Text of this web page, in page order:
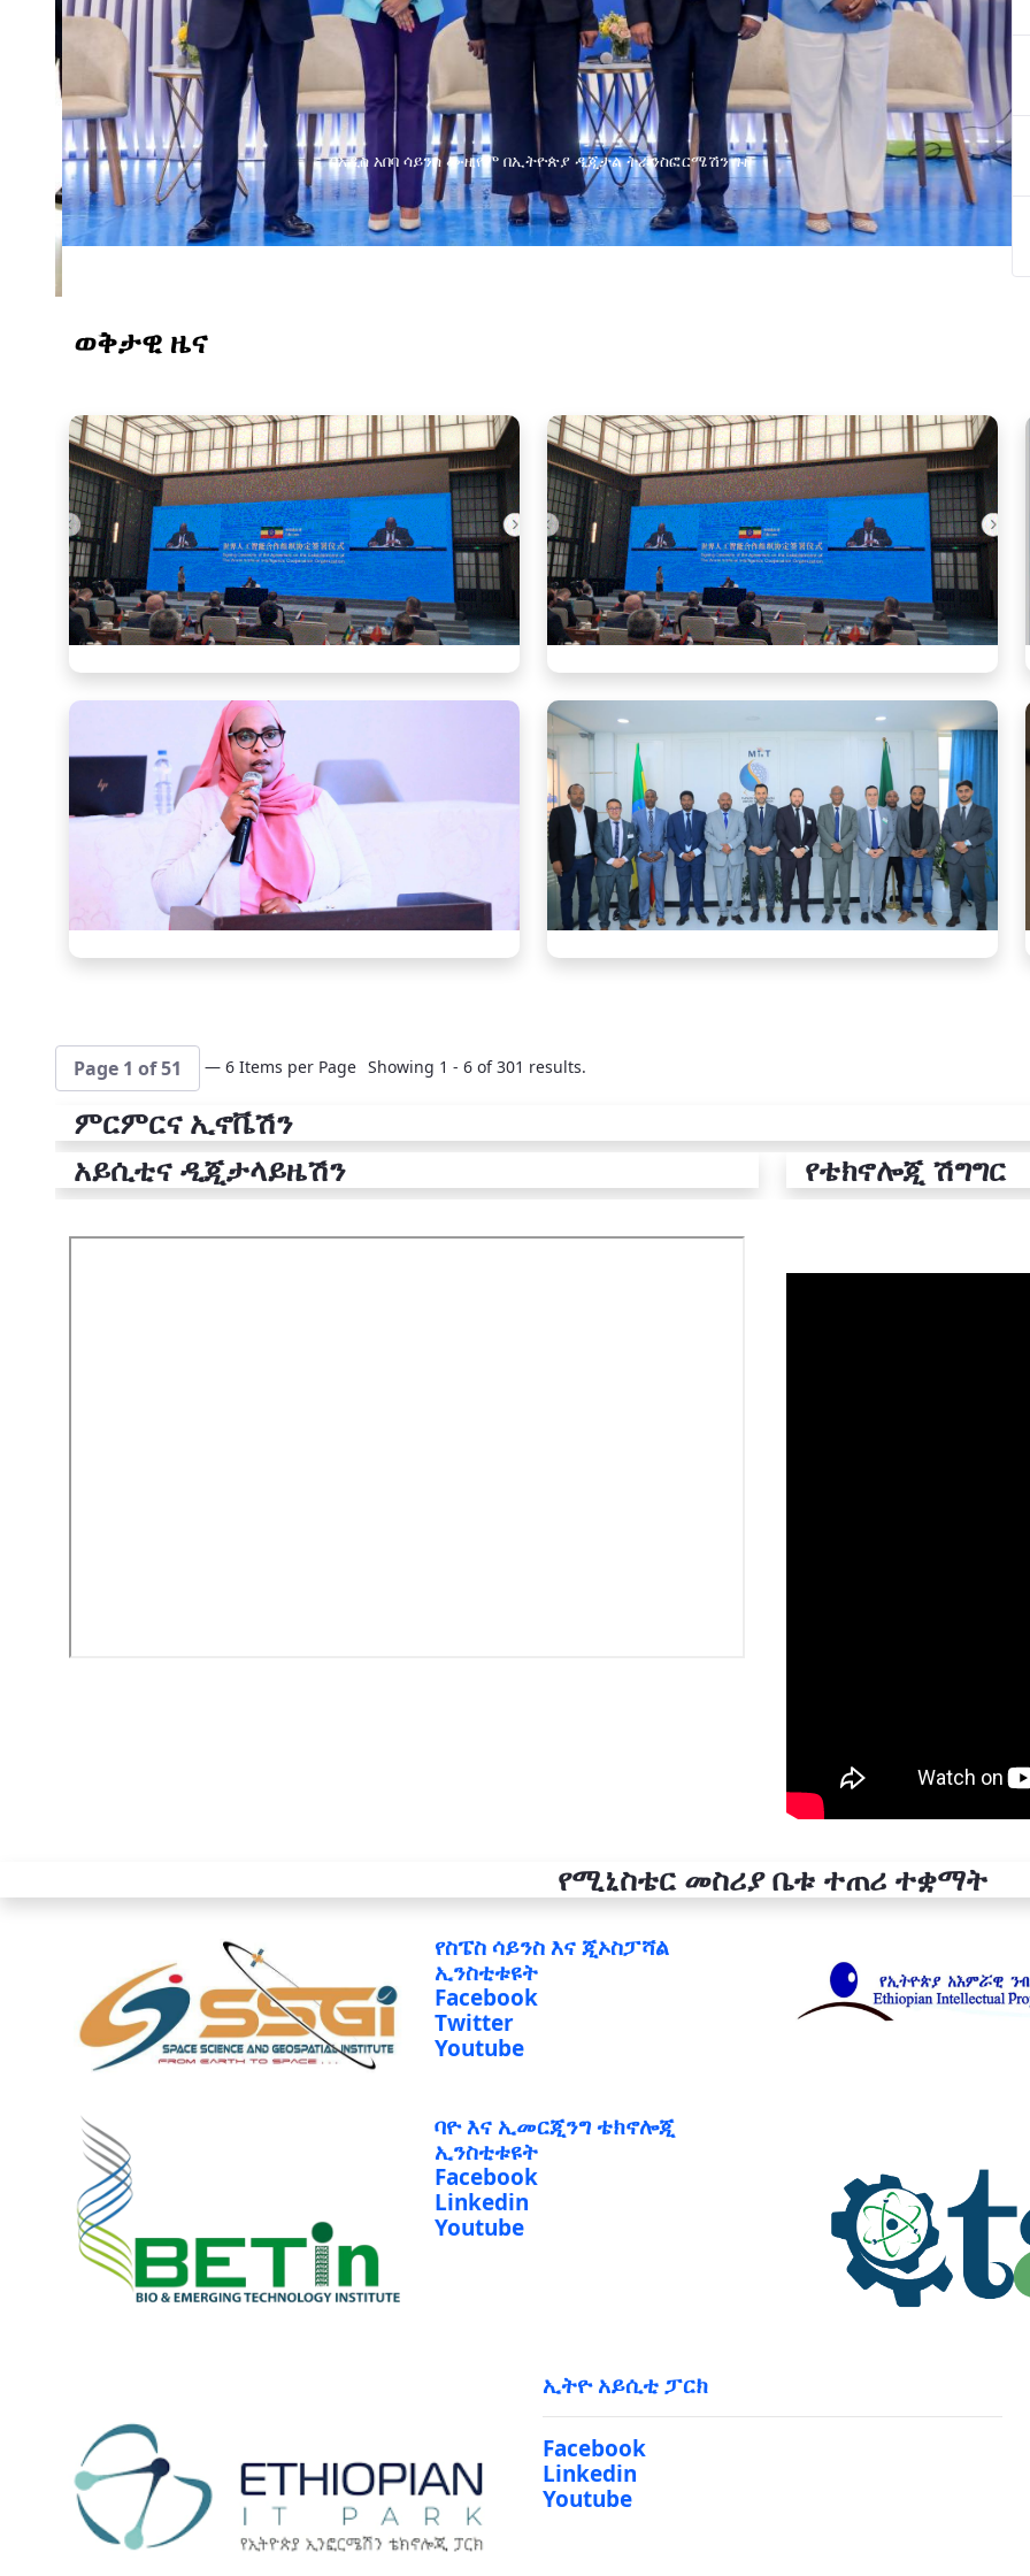
በአዲስ አበባ ሳይንስ ሙዚየም በኢትዮጵያ ዲጂታል ትራንስፎርሜሽን ጉዞ
ወቅታዊ ዜና
Page 1 of 51
ምርምርና ኢኖቬሽን
አይሲቲና ዲጂታላይዜሽን
የቴክኖሎጂ ሽግግር
የሚኒስቴር መስሪያ ቤቱ ተጠሪ ተቋማት
ኢንስቲቱዩት
Facebook
Twitter
Youtube
ኢንስቲቱዩት
Facebook
Linkedin
Youtube
Linkedin
Youtube